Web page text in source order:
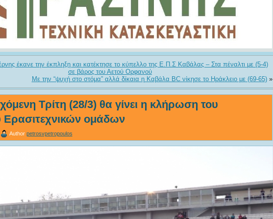
έκανε την έκπληξη και κατέκτησε το κύπελλο της Ε.Π.Σ Καβάλας – Στα πέναλτι με (5-4)
σε βάρος του Αετού Ορφανού
Με την “ψυχή στο στόμα” αλλά δίκαια η Καβάλα BC νίκησε το Ηράκλειο με (69-65)»
Τρίτη (28/3) θα γίνει η κλήρωση του
ομάδων
Author petrosvpetropoulos